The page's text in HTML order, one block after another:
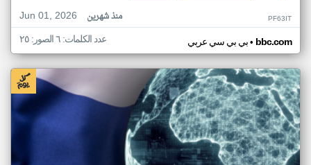
Jun 01, 2026
منذ شهرين PF63IT
بي بي سي عربي• bbc.com عدد الكلمات: ٦ الصور: ٢٥